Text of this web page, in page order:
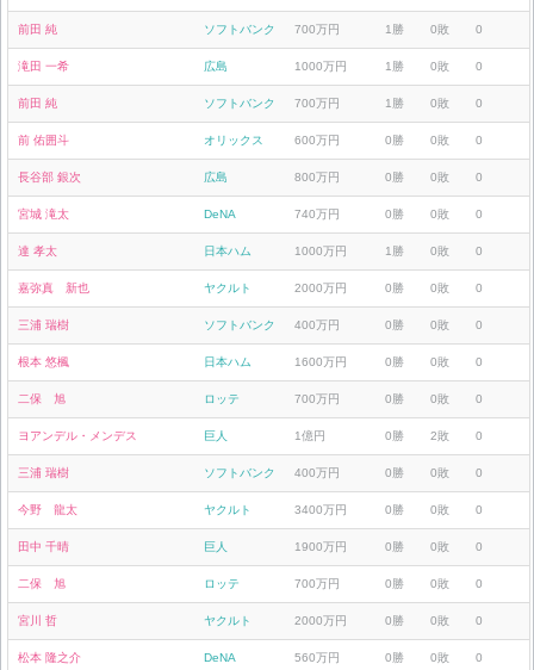
前田 純 ソフトバンク 700万円 1勝 0敗 0
滝田 一希 広島 1000万円 1勝 0敗 0
前田 純 ソフトバンク 700万円 1勝 0敗 0
前 佑囲斗 オリックス 600万円 0勝 0敗 0
長谷部 銀次 広島 800万円 0勝 0敗 0
宮城 滝太 DeNA 740万円 0勝 0敗 0
達 孝太 日本ハム 1000万円 1勝 0敗 0
嘉弥真 新也 ヤクルト 2000万円 0勝 0敗 0
三浦 瑞樹 ソフトバンク 400万円 0勝 0敗 0
根本 悠楓 日本ハム 1600万円 0勝 0敗 0
二保 旭 ロッテ 700万円 0勝 0敗 0
ヨアンデル・メンデス 巨人 1億円 0勝 2敗 0
三浦 瑞樹 ソフトバンク 400万円 0勝 0敗 0
今野 龍太 ヤクルト 3400万円 0勝 0敗 0
田中 千晴 巨人 1900万円 0勝 0敗 0
二保 旭 ロッテ 700万円 0勝 0敗 0
宮川 哲 ヤクルト 2000万円 0勝 0敗 0
松本 隆之介 DeNA 560万円 0勝 0敗 0